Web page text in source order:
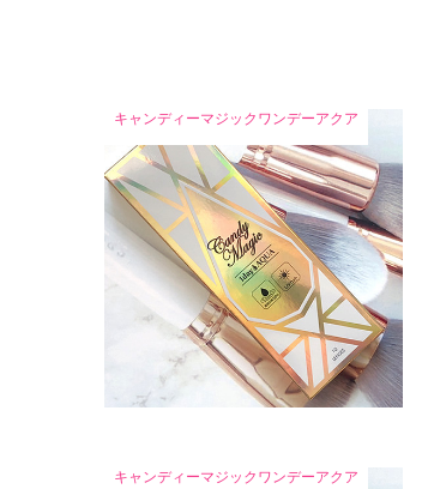
キャンディーマジックワンデーアクア
キャンディーマジックワンデーアクア